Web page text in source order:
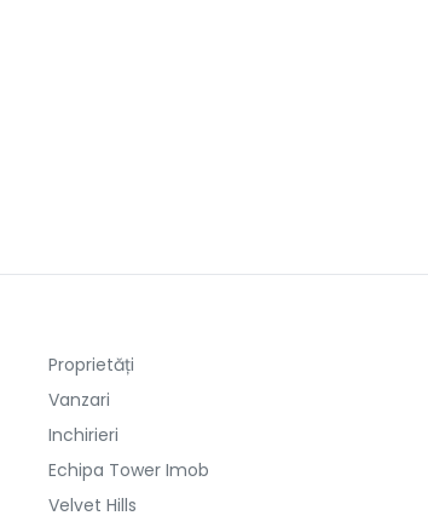
Proprietăți
Vanzari
Inchirieri
Echipa Tower Imob
Velvet Hills